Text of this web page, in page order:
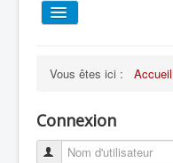
ESCALADE
Vous êtes ici : Accueil
Connexion